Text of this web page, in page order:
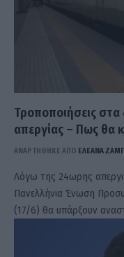
Τροποποιήσεις
απεργίας – Πως θα
ΑΝΑΡΤΗΘΗΚΕ ΑΠΟ ΕΛΕΑΝΑ
Λόγω της 24ωρης
Πανελλήνια Ένωση
(17/6) θα υπάρξουν